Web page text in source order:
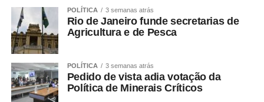
extraordinária.
COMENTE ABAIXO:
POLÍTICA 3 semanas atrás
Rio de Janeiro funde secretarias de
Agricultura e de Pesca
POLÍTICA 3 semanas atrás
Pedido de vista adia votação da
Política de Minerais Críticos